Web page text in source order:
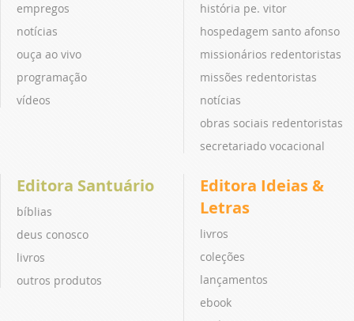
empregos
notícias
ouça ao vivo
programação
vídeos
história pe. vitor
hospedagem santo afonso
missionários redentoristas
missões redentoristas
notícias
obras sociais redentoristas
secretariado vocacional
Editora Santuário
bíblias
deus conosco
livros
outros produtos
Editora Ideias &
Letras
livros
coleções
lançamentos
ebook